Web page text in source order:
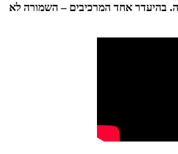
בהיעדר אחד המרכיבים – השמורה לא